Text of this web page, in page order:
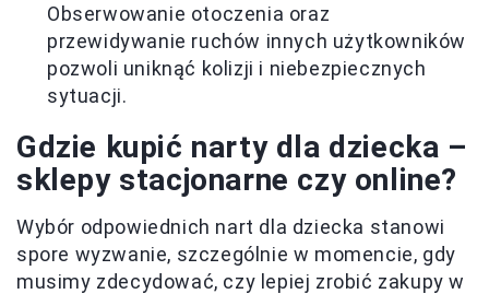
Obserwowanie otoczenia oraz
przewidywanie ruchów innych użytkowników
pozwoli uniknąć kolizji i niebezpiecznych
sytuacji.
Gdzie kupić narty dla dziecka –
sklepy stacjonarne czy online?
Wybór odpowiednich nart dla dziecka stanowi
spore wyzwanie, szczególnie w momencie, gdy
musimy zdecydować, czy lepiej zrobić zakupy w